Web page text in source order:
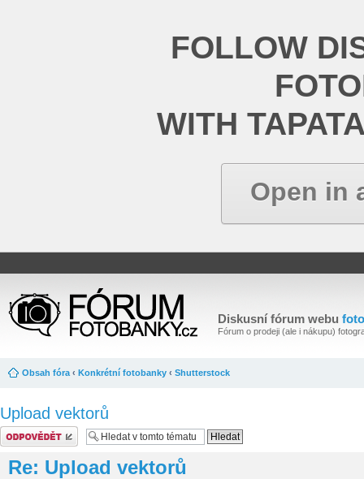
FOLLOW
WITH
Open in
Diskusní fórum webu
Fórum o prodeji (ale i nákupu)
Obsah fóra ‹ Konkrétní fotobanky ‹ Shutterstock
Upload vektorů
Odeslat odpověď
Re: Upload vektorů